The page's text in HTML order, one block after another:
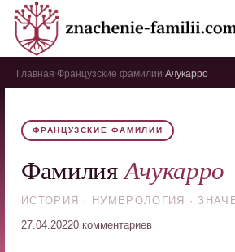
Главная Французские фамилии Ачукарро
ФРАНЦУЗСКИЕ ФАМИЛИИ
ФамилияАчукарро
ИСТОРИЯ · НУМЕРОЛОГИЯ ·
27.04.20220 комментариев